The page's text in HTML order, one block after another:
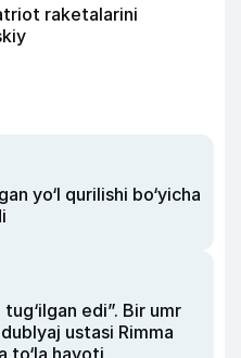
raketalarini
yo‘l qurilishi bo‘yicha
edi”. Bir umr
ustasi Rimma